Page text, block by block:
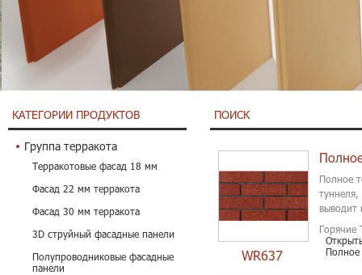
КАТЕГОРИИ ПРОДУКТОВ
Группа терракота
Терракотовые фасад 18 мм
Фасад 22 мм терракота
Фасад 30 мм терракота
3D струйный фасадные панели
Полупроводниковые фасадные
панели
ПОИСК
WR637
Полное
выводит
Горячие
Полное